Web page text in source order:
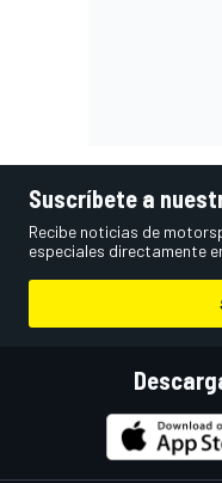
Suscríbete a
Recibe noticias de
especiales directamente